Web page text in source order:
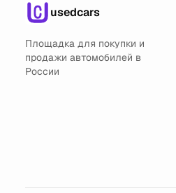
usedcars
Площадка для покупки и
продажи автомобилей в
России